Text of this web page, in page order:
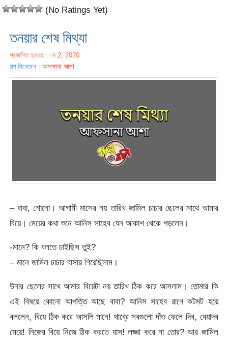
(No Ratings Yet)
তনয়ার শেষ মিথ্যা
প্রকাশিত হয়েছে : মে 2, 2020
গল্প লিখেছেন :আফসানা আশা
– বাবা, শোনো। আগামী মাসের নয় তারিখ জামিল চাচার ছেলের সাথে আমার
বিয়ে। মেয়ের কথা শুনে আনিস সাহেব যেন আকাশ থেকে পড়লেন।
-মানে? কি বলতে চাইছিস তুই?
– মানে জামিল চাচার বাসায় গিয়েছিলাম।
উনার ছেলের সাথে আমার বিয়েটা নয় তারিখ ঠিক করে আসলাম। তোমার কি
এই বিষয়ে কোনো আপত্তি আছে বাবা? আনিস সাহেব রাগে কটমট হয়ে
বললেন, বিয়ে ঠিক করে আসলি মানে! থাব্রে সবগুলো দাঁত ফেলে দিব, বেয়াদব
মেয়ে! নিজের বিয়ে নিজে ঠিক করতে যাস! লজ্জা করে না তোর? আর জামিল